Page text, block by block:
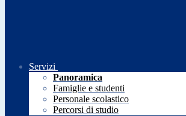
Servizi
Panoramica
Famiglie e studenti
Personale scolastico
Percorsi di studio